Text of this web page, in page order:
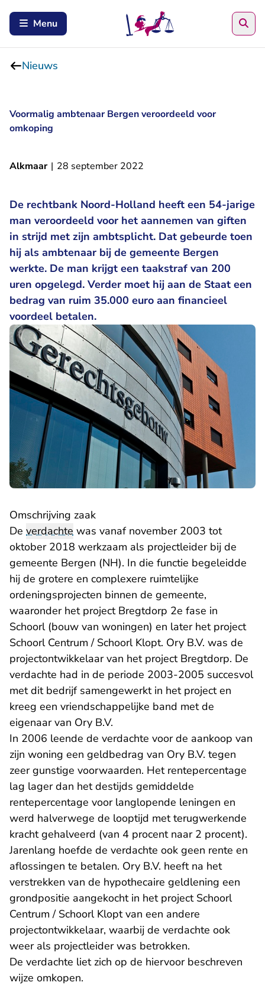
Menu
Nieuws
Voormalig ambtenaar Bergen veroordeeld voor
omkoping
Alkmaar | 28 september 2022
De rechtbank Noord-Holland heeft een 54-jarige
man veroordeeld voor het aannemen van giften
in strijd met zijn ambtsplicht. Dat gebeurde toen
hij als ambtenaar bij de gemeente Bergen
werkte. De man krijgt een taakstraf van 200
uren opgelegd. Verder moet hij aan de Staat een
bedrag van ruim 35.000 euro aan financieel
voordeel betalen.
Omschrijving zaak
De verdachte was vanaf november 2003 tot
oktober 2018 werkzaam als projectleider bij de
gemeente Bergen (NH). In die functie begeleidde
hij de grotere en complexere ruimtelijke
ordeningsprojecten binnen de gemeente,
waaronder het project Bregtdorp 2e fase in
Schoorl (bouw van woningen) en later het project
Schoorl Centrum / Schoorl Klopt. Ory B.V. was de
projectontwikkelaar van het project Bregtdorp. De
verdachte had in de periode 2003-2005 succesvol
met dit bedrijf samengewerkt in het project en
kreeg een vriendschappelijke band met de
eigenaar van Ory B.V.
In 2006 leende de verdachte voor de aankoop van
zijn woning een geldbedrag van Ory B.V. tegen
zeer gunstige voorwaarden. Het rentepercentage
lag lager dan het destijds gemiddelde
rentepercentage voor langlopende leningen en
werd halverwege de looptijd met terugwerkende
kracht gehalveerd (van 4 procent naar 2 procent).
Jarenlang hoefde de verdachte ook geen rente en
aflossingen te betalen. Ory B.V. heeft na het
verstrekken van de hypothecaire geldlening een
grondpositie aangekocht in het project Schoorl
Centrum / Schoorl Klopt van een andere
projectontwikkelaar, waarbij de verdachte ook
weer als projectleider was betrokken.
De verdachte liet zich op de hiervoor beschreven
wijze omkopen.